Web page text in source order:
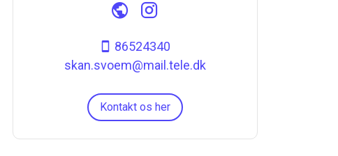
86524340
skan.svoem@mail.tele.dk
Kontakt os her